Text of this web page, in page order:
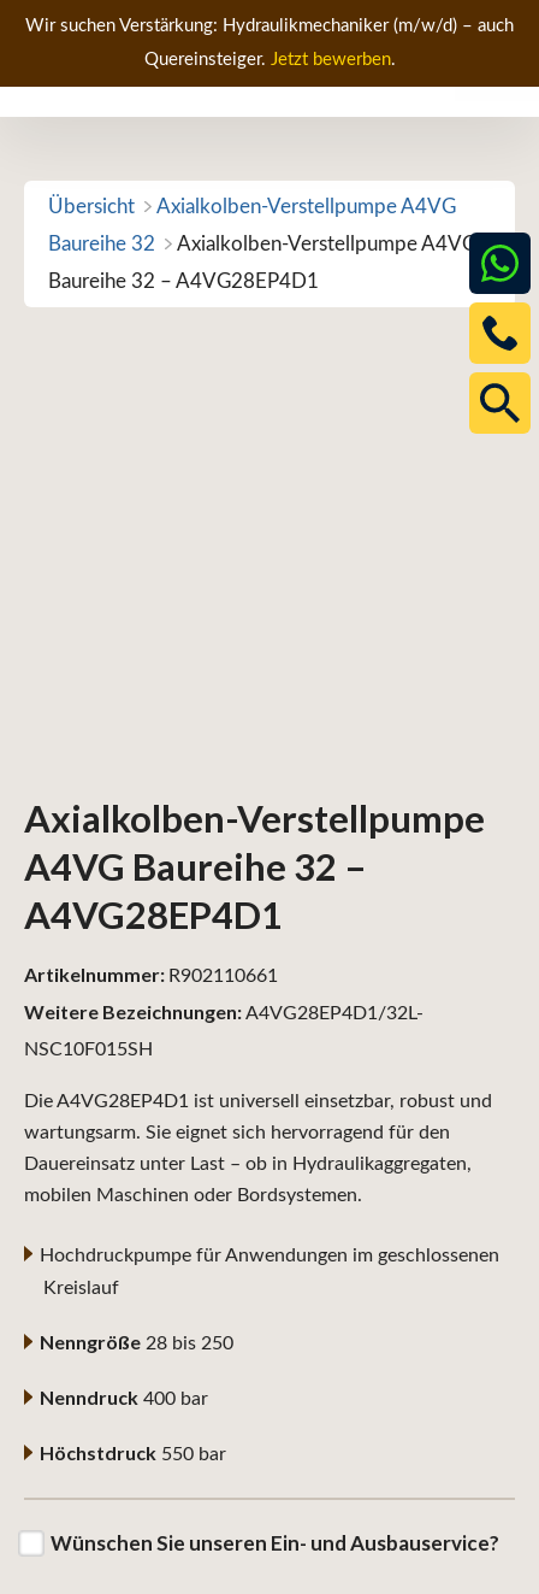
Zum
springen
Wir suchen Verstärkung: Hydraulikmechaniker (m/w/d) – auch
Quereinsteiger. Jetzt bewerben.
Übersicht
Axialkolben-Verstellpumpe A4VG
Baureihe 32
Axialkolben-Verstellpumpe A4VG
Baureihe 32 – A4VG28EP4D1
Axialkolben-Verstellpumpe
A4VG Baureihe 32 –
A4VG28EP4D1
Die A4VG28EP4D1 ist universell einsetzbar, robust und
wartungsarm. Sie eignet sich hervorragend für den
Dauereinsatz unter Last – ob in Hydraulikaggregaten,
mobilen Maschinen oder Bordsystemen.
Hochdruckpumpe für Anwendungen im geschlossenen
Kreislauf
Nenngröße 28 bis 250
Nenndruck 400 bar
Höchstdruck 550 bar
Wünschen Sie unseren Ein- und Ausbauservice?
Weitere Bezeichnungen:A4VG28EP4D1/32L-
NSC10F015SH
Artikelnummer: R902110661